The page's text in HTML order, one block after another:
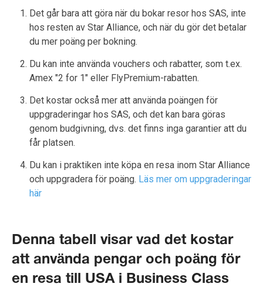
Det går bara att göra när du bokar resor hos SAS, inte
hos resten av Star Alliance, och när du gör det betalar
du mer poäng per bokning.
Du kan inte använda vouchers och rabatter, som t.ex.
Amex "2 for 1" eller FlyPremium-rabatten.
Det kostar också mer att använda poängen för
uppgraderingar hos SAS, och det kan bara göras
genom budgivning, dvs. det finns inga garantier att du
får platsen.
Du kan i praktiken inte köpa en resa inom Star Alliance
och uppgradera för poäng. Läs mer om uppgraderingar
här
Denna tabell visar vad det kostar
att använda pengar och poäng för
en resa till USA i Business Class